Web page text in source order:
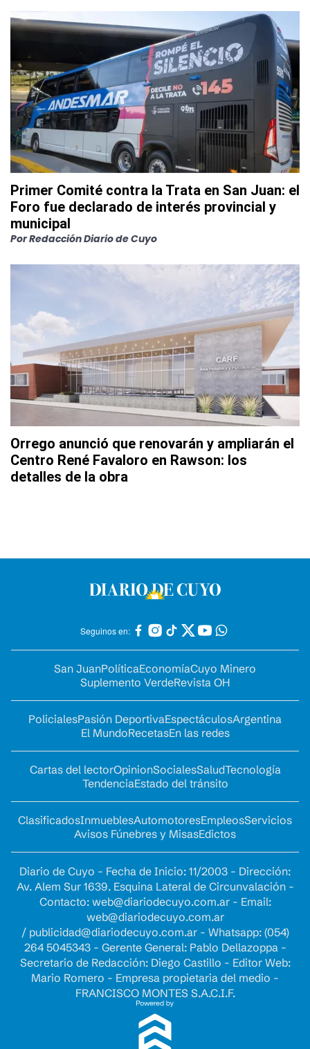
Primer Comité contra la Trata en San Juan: el
Foro fue declarado de interés provincial y
municipal
PorRedacción Diario de Cuyo
Orrego anunció que renovarán y ampliarán el
Centro René Favaloro en Rawson: los
detalles de la obra
Seguinos en:
San JuanPolíticaEconomíaCuyo Minero
Suplemento VerdeRevista OH
PolicialesPasión DeportivaEspectáculosArgentina
El MundoRecetasEn las redes
Cartas del lectorOpinionSocialesSaludTecnología
TendenciaEstado del tránsito
ClasificadosInmueblesAutomotoresEmpleosServicios
Avisos Fúnebres y MisasEdictos
Diario de Cuyo - Fecha de Inicio: 11/2003 - Dirección:
Av. Alem Sur 1639. Esquina Lateral de Circunvalación -
Contacto: web@diariodecuyo.com.ar- Email:
web@diariodecuyo.com.ar
/ publicidad@diariodecuyo.com.ar- Whatsapp: (054)
264 5045343 - Gerente General: Pablo Dellazoppa -
Secretario de Redacción: Diego Castillo - Editor Web:
Mario Romero - Empresa propietaria del medio -
FRANCISCO MONTES S.A.C.I.F.